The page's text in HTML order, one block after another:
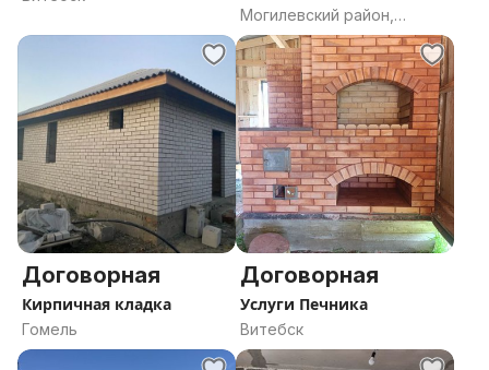
Могилевский район,
Могилевская область
Договорная
Кирпичная кладка
Гомель
Договорная
Услуги Печника
Витебск